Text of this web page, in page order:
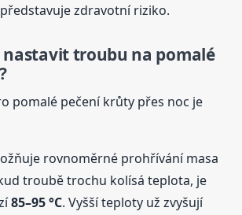
zdravotní riziko.
troubu na pomalé
pomalé pečení krůty přes noc je
rovnoměrné prohřívání masa
troubě trochu kolísá teplota, je
85–95 °C. Vyšší teploty už zvyšují